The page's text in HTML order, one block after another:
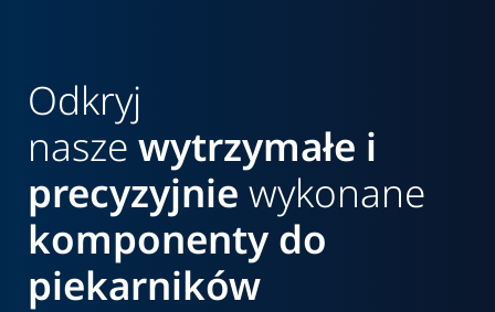
Odkryj
nasze wytrzymałe i
precyzyjnie wykonane
komponenty do
piekarników